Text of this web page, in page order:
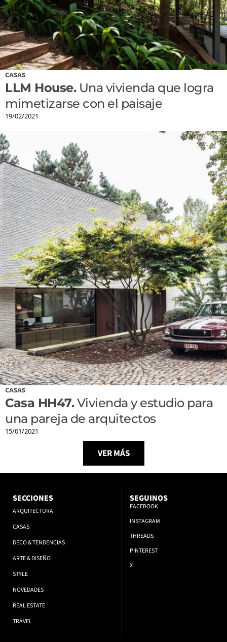
CASAS
LLM House.Una vivienda que logra
mimetizarse con el paisaje
19/02/2021
CASAS
Casa HH47.Vivienda y estudio para
una pareja de arquitectos
15/01/2021
VER MÁS
SECCIONES
ARQUITECTURA
CASAS
DECO & TENDENCIAS
ARTE & DISEÑO
STYLE
NOVEDADES
REAL ESTATE
TRAVEL
SEGUINOS
FACEBOOK
INSTAGRAM
THREADS
PINTEREST
X